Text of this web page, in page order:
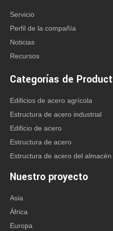
Qingdao
Ltd suministra una
edificios de acero con
Servicio
Perfil de la compañía
Noticias
Recursos
Categorías de
Edificios de acero agrícola
Estructura de acero industrial
Edificio de acero
Estructura de acero
Estructura de acero del almacén
Nuestro proyecto
Asia
África
Europa